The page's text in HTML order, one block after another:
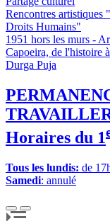
Rencontres artistiques
Droits Humains"
1951 hors les murs -
Capoeira, de l'histoire
Durga Puja
Horaires du 1
Tous les lundis: de
Samedi: annulé